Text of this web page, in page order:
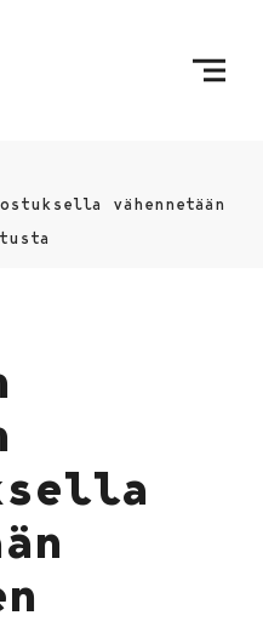
vähennetään